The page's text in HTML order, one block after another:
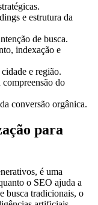
e estrutura da
de busca.
indexação e
e região.
do
conversão orgânica.
para
é uma
o SEO ajuda a
busca tradicionais, o